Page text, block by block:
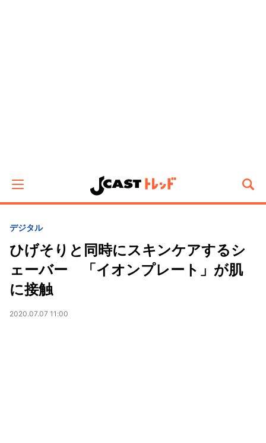
デジタル
ひげそりと同時にスキンケアするシ
ェーバー 「イオンプレート」が肌
に接触
2020.07.07 11:00